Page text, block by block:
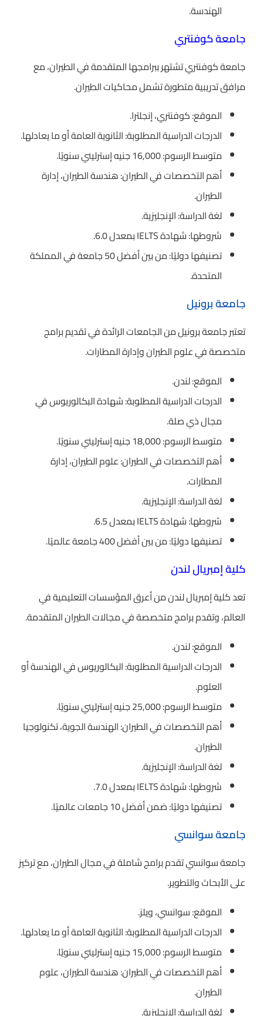
الهندسة.
جامعة كوفنتري
جامعة كوفنتري تشتهر ببرامجها المتقدمة في الطيران، مع
مرافق تدريبية متطورة تشمل محاكيات الطيران.
الموقع: كوفنتري، إنجلترا.
الدرجات الدراسية المطلوبة: الثانوية العامة أو ما يعادلها.
متوسط الرسوم: 16,000 جنيه إسترليني سنويًا.
أهم التخصصات في الطيران: هندسة الطيران، إدارة
الطيران.
لغة الدراسة: الإنجليزية.
شروطها: شهادة IELTS بمعدل 6.0.
تصنيفها دوليًا: من بين أفضل 50 جامعة في المملكة
المتحدة.
جامعة برونيل
تعتبر جامعة برونيل من الجامعات الرائدة في تقديم برامج
متخصصة في علوم الطيران وإدارة المطارات.
الموقع: لندن.
الدرجات الدراسية المطلوبة: شهادة البكالوريوس في
مجال ذي صلة.
متوسط الرسوم: 18,000 جنيه إسترليني سنويًا.
أهم التخصصات في الطيران: علوم الطيران، إدارة
المطارات.
لغة الدراسة: الإنجليزية.
شروطها: شهادة IELTS بمعدل 6.5.
تصنيفها دوليًا: من بين أفضل 400 جامعة عالميًا.
كلية إمبريال لندن
تعد كلية إمبريال لندن من أعرق المؤسسات التعليمية في
العالم، وتقدم برامج متخصصة في مجالات الطيران المتقدمة.
الموقع: لندن.
الدرجات الدراسية المطلوبة: البكالوريوس في الهندسة أو
العلوم.
متوسط الرسوم: 25,000 جنيه إسترليني سنويًا.
أهم التخصصات في الطيران: الهندسة الجوية، تكنولوجيا
الطيران.
لغة الدراسة: الإنجليزية.
شروطها: شهادة IELTS بمعدل 7.0.
تصنيفها دوليًا: ضمن أفضل 10 جامعات عالميًا.
جامعة سوانسي
جامعة سوانسي تقدم برامج شاملة في مجال الطيران، مع تركيز
على الأبحاث والتطوير.
الموقع: سوانسي، ويلز.
الدرجات الدراسية المطلوبة: الثانوية العامة أو ما يعادلها.
متوسط الرسوم: 15,000 جنيه إسترليني سنويًا.
أهم التخصصات في الطيران: هندسة الطيران، علوم
الطيران.
لغة الدراسة: الإنجليزية.